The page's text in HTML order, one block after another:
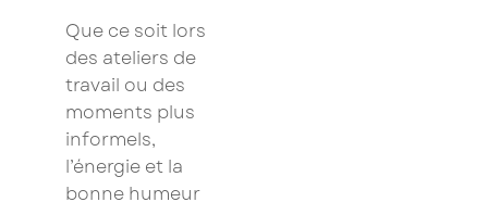
Que ce soit lors
des ateliers de
travail ou des
moments plus
informels,
l’énergie et la
bonne humeur